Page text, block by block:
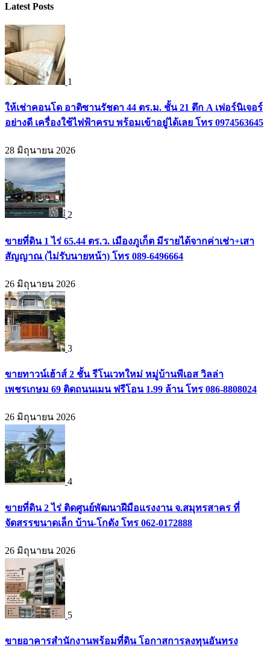
Latest Posts
1
ให้เช่าคอนโด อาติซานรัชดา 44 ตร.ม. ชั้น 21 ตึก A เฟอร์นิเจอร์
อย่างดี เครื่องใช้ไฟฟ้าครบ พร้อมเข้าอยู่ได้เลย โทร 0974563645
28 มิถุนายน 2026
2
ขายที่ดิน 1 ไร่ 65.44 ตร.ว. เมืองภูเก็ต มีรายได้จากค่าเช่า+เสา
สัญญาณ (ไม่รับนายหน้า) โทร 089-6496664
26 มิถุนายน 2026
3
ขายทาวน์เฮ้าส์ 2 ชั้น รีโนเวทใหม่ หมู่บ้านพีเอส วิลล่า
เพชรเกษม 69 ติดถนนเมน ฟรีโอน 1.99 ล้าน โทร 086-8808024
26 มิถุนายน 2026
4
ขายที่ดิน 2 ไร่ ติดศูนย์พัฒนาฝีมือแรงงาน จ.สมุทรสาคร ที่
จัดสรรขนาดเล็ก บ้าน-โกดัง โทร 062-0172888
26 มิถุนายน 2026
5
ขายอาคารสำนักงานพร้อมที่ดิน โอกาสการลงทุนอันทรง